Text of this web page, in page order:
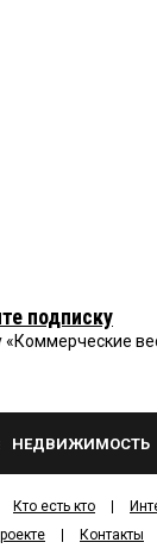
подписку
«Коммерческие
НЕДВИЖИМОСТЬ
Кто есть кто
Контакты